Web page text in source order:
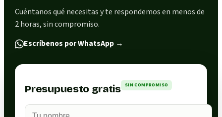
Cuéntanos qué necesitas y te respondemos en menos de
2 horas, sin compromiso.
Escríbenos por WhatsApp →
Presupuesto gratis SIN COMPROMISO